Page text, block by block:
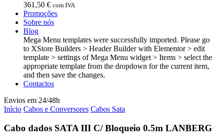
361,50 € com IVA
Promoções
Sobre nós
Blog
Mega Menu templates were successfully imported. Please go
to XStore Builders > Header Builder with Elementor > edit
template > settings of Mega Menu widget > Items > select the
appropriate template from the dropdown for the current item,
and then save the changes.
Contactos
Envios em 24/48h
Início Cabos e Conversores Cabos Sata
Cabo dados SATA III C/ Bloqueio 0.5m LANBERG